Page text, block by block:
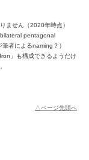
ません（2020年時点）
pentagonal
者によるnaming？）
」も構成できるようだけ
△ページ先頭へ